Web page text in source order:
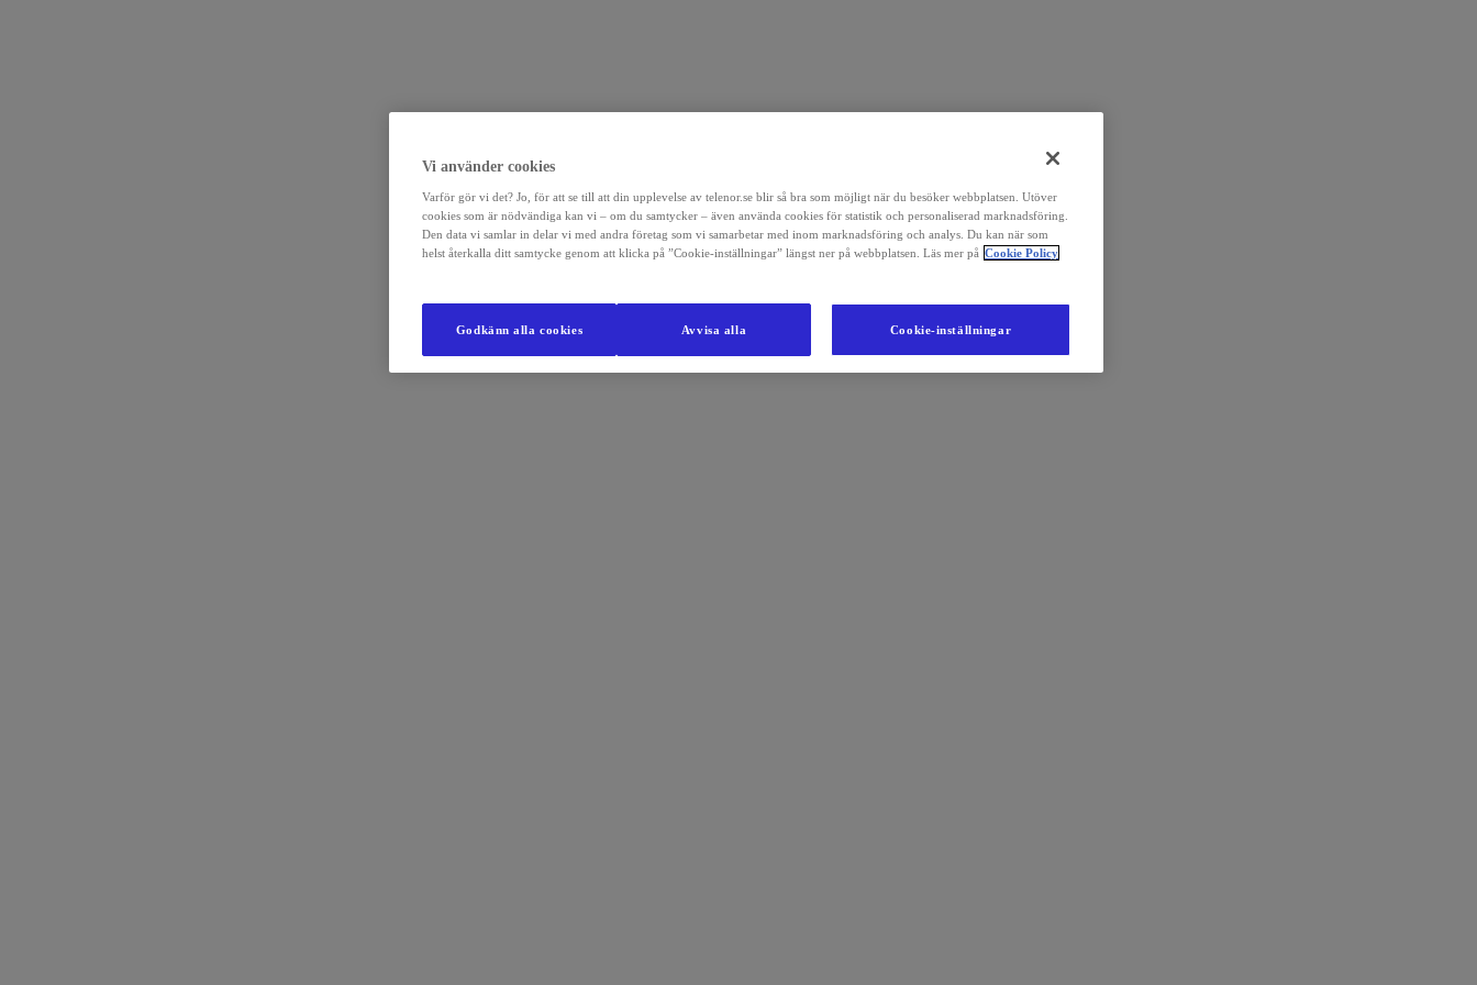
Vi använder cookies
Varför gör vi det? Jo, för att se till att din upplevelse av telenor.se blir så bra som möjligt när du besöker webbplatsen. Utöver
cookies som är nödvändiga kan vi – om du samtycker – även använda cookies för statistik och personaliserad marknadsföring.
Den data vi samlar in delar vi med andra företag som vi samarbetar med inom marknadsföring och analys. Du kan när som
helst återkalla ditt samtycke genom att klicka på ”Cookie-inställningar” längst ner på webbplatsen. Läs mer på Cookie Policy
Cookie-inställningar
Avvisa alla
Godkänn alla cookies